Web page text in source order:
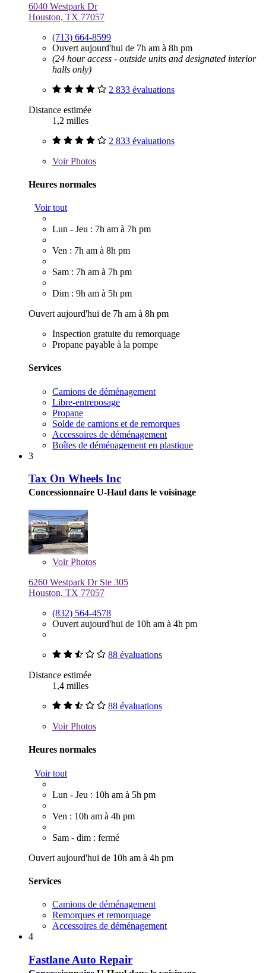
6040 Westpark Dr
Houston, TX 77057
(713) 664-8599
Ouvert aujourd'hui de 7h am à 8h pm
(24 hour access - outside units and designated interior
halls only)
2 833 évaluations
Distance estimée
1,2 milles
2 833 évaluations
VoirPhotos
Heures normales
Voir tout
Lun - Jeu : 7h am à 7h pm
Ven : 7h am à 8h pm
Sam : 7h am à 7h pm
Dim : 9h am à 5h pm
Ouvert aujourd'hui de 7h am à 8h pm
Inspection gratuite du remorquage
Propane payable à la pompe
Services
Camions de déménagement
Libre-entreposage
Propane
Solde de camions et de remorques
Accessoires de déménagement
Boîtes de déménagement en plastique
3
Tax On Wheels Inc
Concessionnaire U-Haul dans le voisinage
VoirPhotos
6260 Westpark Dr Ste 305
Houston, TX 77057
(832) 564-4578
Ouvert aujourd'hui de 10h am à 4h pm
88 évaluations
Distance estimée
1,4 milles
88 évaluations
VoirPhotos
Heures normales
Voir tout
Lun - Jeu : 10h am à 5h pm
Ven : 10h am à 4h pm
Sam - dim : fermé
Ouvert aujourd'hui de 10h am à 4h pm
Services
Camions de déménagement
Remorques et remorquage
Accessoires de déménagement
4
Fastlane Auto Repair